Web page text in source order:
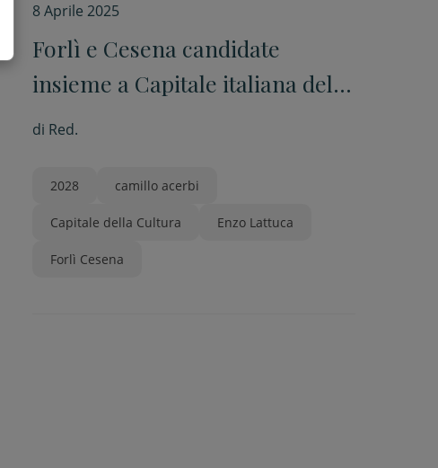
8 Aprile 2025
Forlì e Cesena candidate
insieme a Capitale italiana della
Cultura 2028
di Red.
2028 camillo acerbi
Capitale della Cultura Enzo Lattuca
Forlì Cesena